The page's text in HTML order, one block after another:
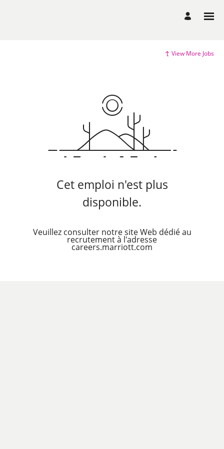
View More Jobs
Cet emploi n'est plus
disponible.
Veuillez consulter notre site Web dédié au
recrutement à l'adresse
careers.marriott.com